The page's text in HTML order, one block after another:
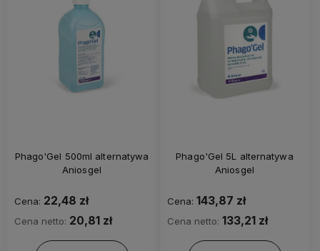
Phago'Gel 500ml alternatywa
Aniosgel
Cena: 22,48 zł
Cena netto: 20,81 zł
Phago'Gel 5L alternatywa
Aniosgel
Cena: 143,87 zł
Cena netto: 133,21 zł